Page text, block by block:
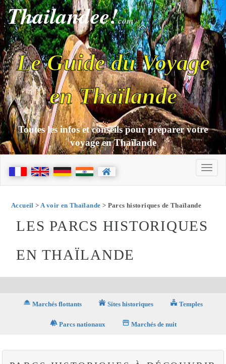
Thailandee!com
Le Guide du Voyage
en Thaïlande
Toutes les infos et conseils pour préparer votre
voyage en Thaïlande
Accueil > A voir en Thaïlande > Parcs historiques de Thaïlande
LES PARCS HISTORIQUES
EN THAÏLANDE
houseboat Marchés flottants temple_buddhist Sites historiques temple_hindu Temples
forestParcs nationaux storefront Marchés de nuit